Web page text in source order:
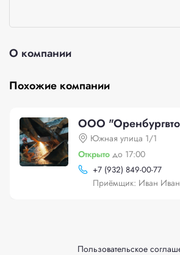
О компании
Похожие компании
ООО
Южная улица 1/1
Открыто до 17:00
+7 (932) 849-00-77
Приёмщик: Иван
Пользовательское